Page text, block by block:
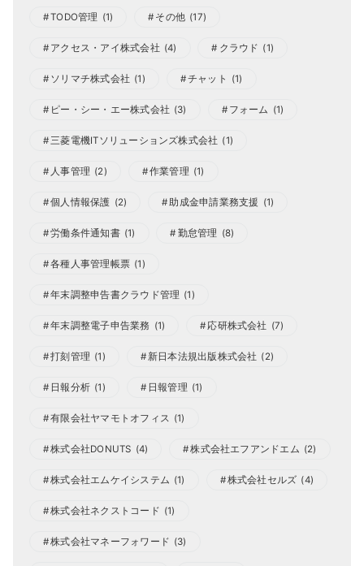
TODO管理 (1) その他 (17)
アクセス・アイ株式会社 (4) クラウド (1)
ソリマチ株式会社 (1) チャット (1)
ピー・シー・エー株式会社 (3) フォーム (1)
三菱電機ITソリューションズ株式会社 (1)
人事管理 (2) 作業管理 (1)
個人情報保護 (2) 助成金申請業務支援 (1)
労働条件通知書 (1) 勤怠管理 (8)
各種人事管理帳票 (1)
年末調整申告書クラウド管理 (1)
年末調整電子申告業務 (1) 応研株式会社 (7)
打刻管理 (1) 新日本法規出版株式会社 (2)
日報分析 (1) 日報管理 (1)
有限会社ヤマモトオフィス (1)
株式会社DONUTS (4) 株式会社エフアンドエム (2)
株式会社エムケイシステム (1) 株式会社セルズ (4)
株式会社ネクストコード (1)
株式会社マネーフォワード (3)